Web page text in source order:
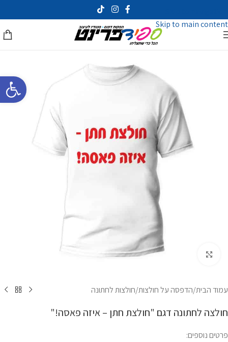
פתח
Skip to main content
לחץ להגדלה
עמוד הבית/הדפסה על חולצות/חולצות לחתונה
חולצה לחתונה דגם "חולצת חתן – איזה פאסה!"
פרטים נוספים: